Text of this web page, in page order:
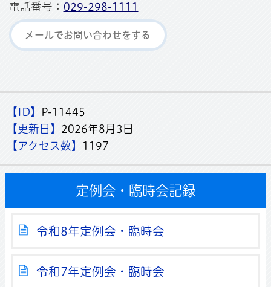
電話番号： 029-298-1111
メールでお問い合わせをする
【ID】
P-11445
【更新日】 2026年8月3日
【アクセス数】 1197
定例会・臨時会記録
令和8年定例会・臨時会
令和7年定例会・臨時会